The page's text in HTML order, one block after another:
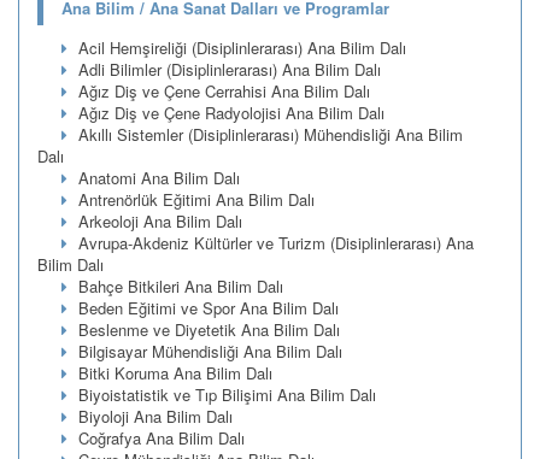
Ana Bilim / Ana Sanat Dalları ve Programlar
Acil Hemşireliği (Disiplinlerarası) Ana Bilim Dalı
Adli Bilimler (Disiplinlerarası) Ana Bilim Dalı
Ağız Diş ve Çene Cerrahisi Ana Bilim Dalı
Ağız Diş ve Çene Radyolojisi Ana Bilim Dalı
Akıllı Sistemler (Disiplinlerarası) Mühendisliği Ana Bilim
Dalı
Anatomi Ana Bilim Dalı
Antrenörlük Eğitimi Ana Bilim Dalı
Arkeoloji Ana Bilim Dalı
Avrupa-Akdeniz Kültürler ve Turizm (Disiplinlerarası) Ana
Bilim Dalı
Bahçe Bitkileri Ana Bilim Dalı
Beden Eğitimi ve Spor Ana Bilim Dalı
Beslenme ve Diyetetik Ana Bilim Dalı
Bilgisayar Mühendisliği Ana Bilim Dalı
Bitki Koruma Ana Bilim Dalı
Biyoistatistik ve Tıp Bilişimi Ana Bilim Dalı
Biyoloji Ana Bilim Dalı
Coğrafya Ana Bilim Dalı